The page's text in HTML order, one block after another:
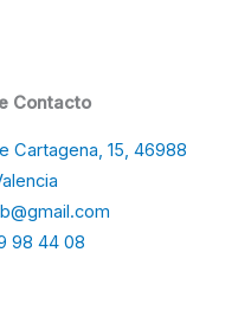
Contacto
Cartagena, 15, 46988
98 44 08